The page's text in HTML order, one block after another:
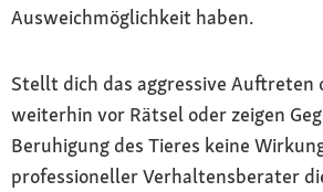
Ausweichmöglichkeit haben.
Stellt dich das aggressive Auftreten
weiterhin vor Rätsel oder zeigen
Beruhigung des Tieres keine
professioneller Verhaltensberater